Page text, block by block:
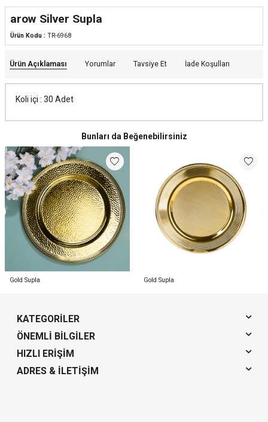
arow Silver Supla
Ürün Kodu : TR-6968
Ürün Açıklaması Yorumlar Tavsiye Et İade Koşulları
Koli içi : 30 Adet
Bunları da Beğenebilirsiniz
Gold Supla Gold Supla
KATEGORILER
ÖNEMLI BILGILER
HIZLI ERIŞIM
ADRES & İLETIŞIM